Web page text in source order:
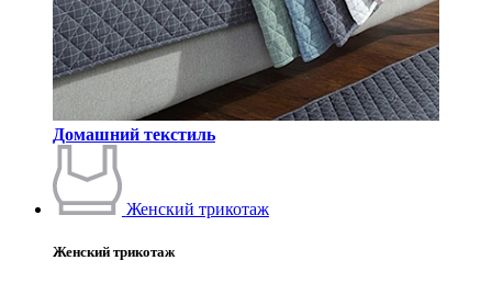
Домашний текстиль
Женский трикотаж
Женский трикотаж